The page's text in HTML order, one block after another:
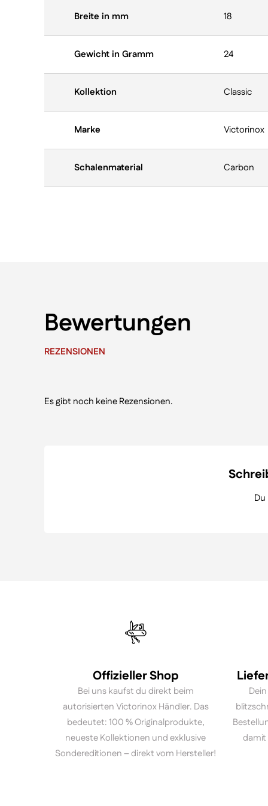
Breite in mm 18
Gewicht in Gramm 24
Kollektion Classic
Marke Victorinox
Schalenmaterial Carbon
Bewertungen
REZENSIONEN
Es gibt noch keine Rezensionen.
Offizieller Shop
Bei uns kaufst du direkt beim
autorisierten Victorinox Händler. Das
bedeutet: 100 % Originalprodukte,
neueste Kollektionen und exklusive
Sondereditionen – direkt vom Hersteller!
damit